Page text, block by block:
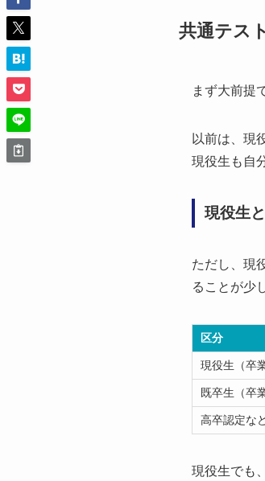
共通テス
まず大前提
以前は、現
現役生も自
現役生
ただし、現
ることが少
区分
現役生（卒
既卒生（卒
高卒認定な
現役生でも